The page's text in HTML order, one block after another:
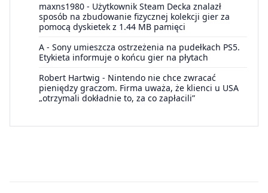
maxns1980 - Użytkownik Steam Decka znalazł
sposób na zbudowanie fizycznej kolekcji gier za
pomocą dyskietek z 1.44 MB pamięci
A - Sony umieszcza ostrzeżenia na pudełkach PS5.
Etykieta informuje o końcu gier na płytach
Robert Hartwig - Nintendo nie chce zwracać
pieniędzy graczom. Firma uważa, że klienci u USA
„otrzymali dokładnie to, za co zapłacili”